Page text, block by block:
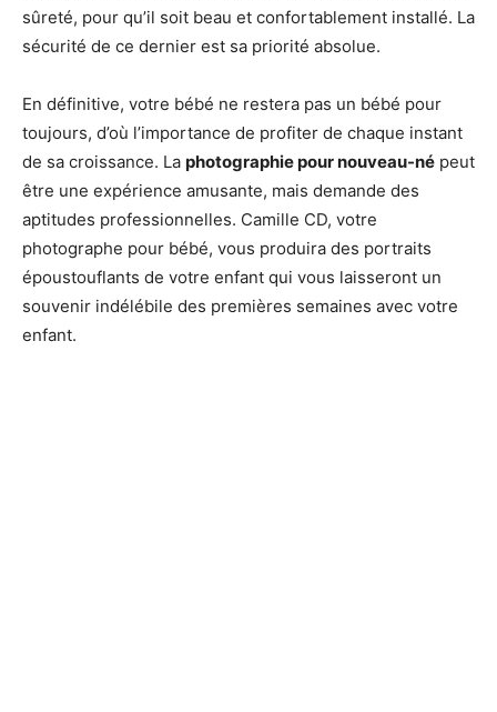
sûreté, pour qu’il soit beau et confortablement installé. La
sécurité de ce dernier est sa priorité absolue.
En définitive, votre bébé ne restera pas un bébé pour
toujours, d’où l’importance de profiter de chaque instant
de sa croissance. La photographie pour nouveau-né peut
être une expérience amusante, mais demande des
aptitudes professionnelles. Camille CD, votre
photographe pour bébé, vous produira des portraits
époustouflants de votre enfant qui vous laisseront un
souvenir indélébile des premières semaines avec votre
enfant.